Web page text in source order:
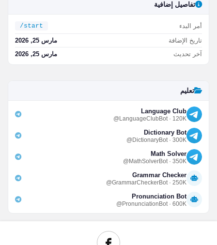
تفاصيل إضافية
أمر البدء
/start
تاريخ الإضافة
مارس 25, 2026
آخر تحديث
مارس 25, 2026
تعليم
Language Club
@LanguageClubBot · 120K
Dictionary Bot
@DictionaryBot · 300K
Math Solver
@MathSolverBot · 350K
Grammar Checker
@GrammarCheckerBot · 250K
Pronunciation Bot
@PronunciationBot · 600K